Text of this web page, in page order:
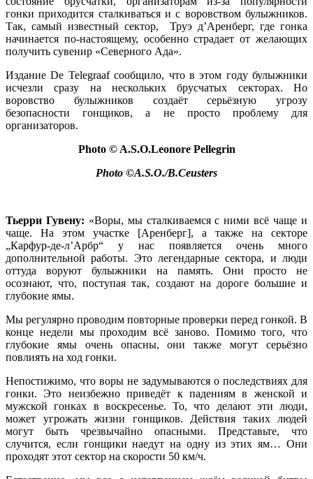
гонки приходится сталкиваться и с воровством булыжников.
Так, самый известный сектор, Труэ д’Аренберг, где гонка
начинается по-настоящему, особенно страдает от желающих
получить сувенир «Северного Ада».
Издание De Telegraaf сообщило, что в этом году булыжники
исчезли сразу на нескольких брусчатых секторах. Но
воровство булыжников создаёт серьёзную угрозу
безопасности гонщиков, а не просто проблему для
организаторов.
Photo © A.S.O.Leonore Pellegrin
Photo ©A.S.O./B.Ceusters
Тьерри Гувену: «Воры, мы сталкиваемся с ними всё чаще и
чаще. На этом участке [Аренберг], а также на секторе
„Карфур-де-л’Арбр“ у нас появляется очень много
дополнительной работы. Это легендарные сектора, и люди
оттуда воруют булыжники на память. Они просто не
осознают, что, поступая так, создают на дороге большие и
глубокие ямы.
Мы регулярно проводим повторные проверки перед гонкой. В
конце недели мы проходим всё заново. Помимо того, что
глубокие ямы очень опасны, они также могут серьёзно
повлиять на ход гонки.
Непостижимо, что воры не задумываются о последствиях для
гонки. Это неизбежно приведёт к падениям в женской и
мужской гонках в воскресенье. То, что делают эти люди,
может угрожать жизни гонщиков. Действия таких людей
могут быть чрезвычайно опасными. Представьте, что
случится, если гонщики наедут на одну из этих ям… Они
проходят этот сектор на скорости 50 км/ч.